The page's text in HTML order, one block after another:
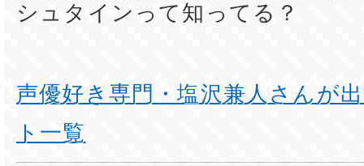
シュタインって知ってる？
声優好き専門・塩沢兼人さんが
ト一覧